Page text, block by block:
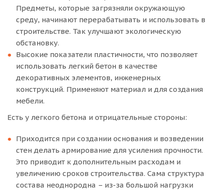
Предметы, которые загрязняли окружающую
среду, начинают перерабатывать и использовать в
строительстве. Так улучшают экологическую
обстановку.
Высокие показатели пластичности, что позволяет
использовать легкий бетон в качестве
декоративных элементов, инженерных
конструкций. Применяют материал и для создания
мебели.
Есть у легкого бетона и отрицательные стороны:
Приходится при создании основания и возведении
стен делать армирование для усиления прочности.
Это приводит к дополнительным расходам и
увеличению сроков строительства. Сама структура
состава неоднородна – из-за большой нагрузки